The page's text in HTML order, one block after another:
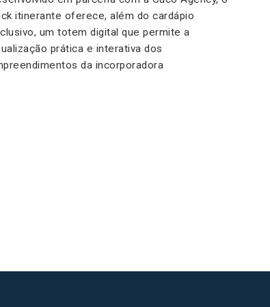
itinerante oferece, além do cardápio
um totem digital que permite a
prática e interativa dos
da incorporadora